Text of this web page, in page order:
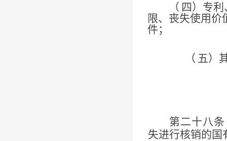
（ 四）专
限、丧失使用价
件；
（ 五）
第二十八条
失进行核销的国